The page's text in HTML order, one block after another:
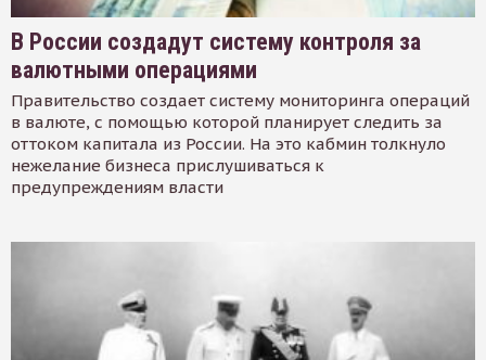
В России создадут систему контроля за
валютными операциями
Правительство создает систему мониторинга операций
в валюте, с помощью которой планирует следить за
оттоком капитала из России. На это кабмин толкнуло
нежелание бизнеса прислушиваться к
предупреждениям власти